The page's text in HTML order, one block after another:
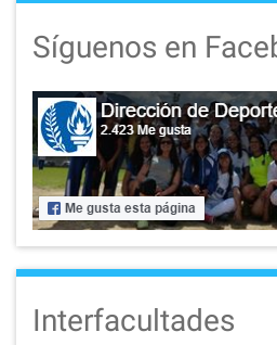
Síguenos en
Interfacultades